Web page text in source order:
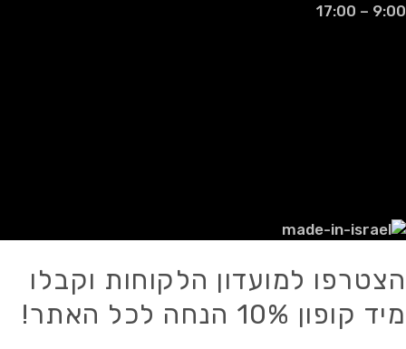
9:00 – 17:00
הצטרפו למועדון הלקוחות וקבלו
מיד קופון 10% הנחה לכל האתר!